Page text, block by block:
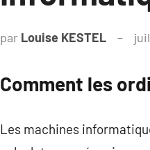
par Louise KESTEL
Comment les
Les machines